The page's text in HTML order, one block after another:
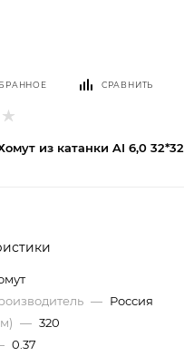
СРАВНИТЬ
из катанки AI 6,0 32*32
— Россия
— 320
0.37